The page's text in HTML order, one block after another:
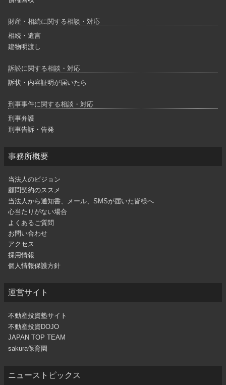
財産・相続に関する相談・対応
相続・遺言
建物明渡し
訴訟に関する相談・対応
訴状・内容証明が届いたら
刑事事件に関する相談・対応
刑事弁護
刑事告訴・告発
事務所概要
当法人のビジョン
顧問契約のススメ
当法人から通知書、メール、SMSが届いた皆様へ
心当たりがない場合
よくあるご質問
お問い合わせ
アクセス
採用情報
個人情報保護方針
運営サイト
不動産投資塾サイト
不動産投資DOJO
JAPAN TOP TEAM
sakura保育園
ニューストピックス